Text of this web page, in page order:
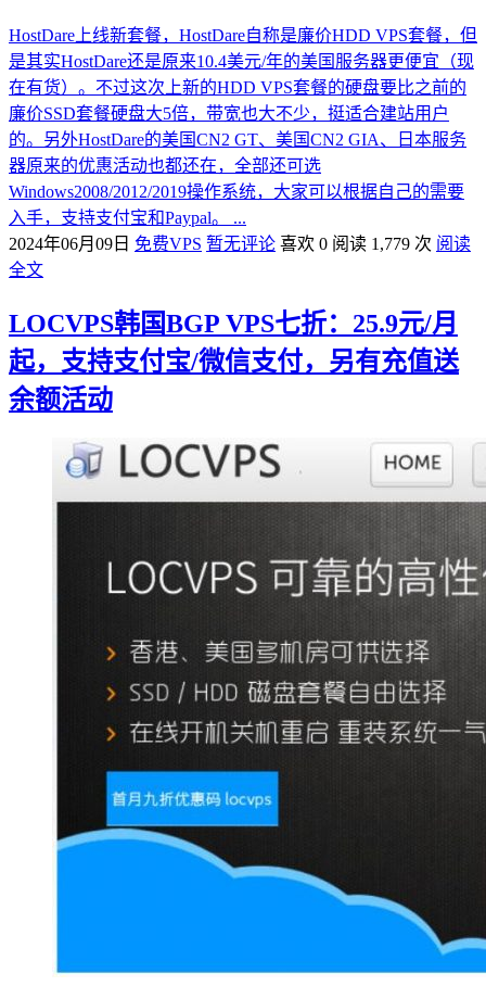
HostDare上线新套餐，HostDare自称是廉价HDD VPS套餐，但
是其实HostDare还是原来10.4美元/年的美国服务器更便宜（现
在有货）。不过这次上新的HDD VPS套餐的硬盘要比之前的
廉价SSD套餐硬盘大5倍，带宽也大不少，挺适合建站用户
的。另外HostDare的美国CN2 GT、美国CN2 GIA、日本服务
器原来的优惠活动也都还在，全部还可选
Windows2008/2012/2019操作系统，大家可以根据自己的需要
入手，支持支付宝和Paypal。 ...
2024年06月09日 免费VPS 暂无评论 喜欢 0 阅读 1,779 次 阅读
全文
LOCVPS韩国BGP VPS七折：25.9元/月
起，支持支付宝/微信支付，另有充值送
余额活动